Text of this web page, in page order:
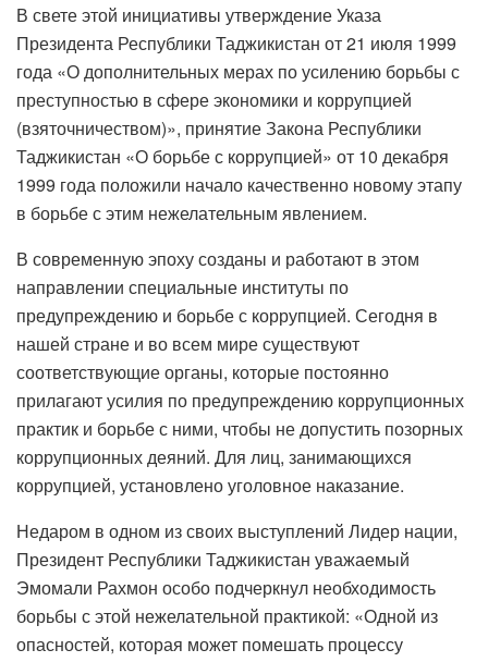
В свете этой инициативы утверждение Указа
Президента Республики Таджикистан от 21 июля 1999
года «О дополнительных мерах по усилению борьбы с
преступностью в сфере экономики и коррупцией
(взяточничеством)», принятие Закона Республики
Таджикистан «О борьбе с коррупцией» от 10 декабря
1999 года положили начало качественно новому этапу
в борьбе с этим нежелательным явлением.
В современную эпоху созданы и работают в этом
направлении специальные институты по
предупреждению и борьбе с коррупцией. Сегодня в
нашей стране и во всем мире существуют
соответствующие органы, которые постоянно
прилагают усилия по предупреждению коррупционных
практик и борьбе с ними, чтобы не допустить позорных
коррупционных деяний. Для лиц, занимающихся
коррупцией, установлено уголовное наказание.
Недаром в одном из своих выступлений Лидер нации,
Президент Республики Таджикистан уважаемый
Эмомали Рахмон особо подчеркнул необходимость
борьбы с этой нежелательной практикой: «Одной из
опасностей, которая может помешать процессу